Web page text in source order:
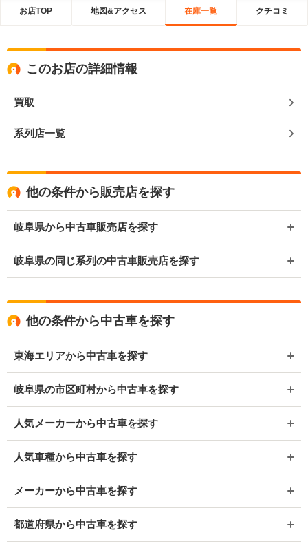
お店TOP 地図&アクセス 在庫一覧 クチコミ
このお店の詳細情報
買取
系列店一覧
他の条件から販売店を探す
岐阜県から中古車販売店を探す
岐阜県の同じ系列の中古車販売店を探す
他の条件から中古車を探す
東海エリアから中古車を探す
岐阜県の市区町村から中古車を探す
人気メーカーから中古車を探す
人気車種から中古車を探す
メーカーから中古車を探す
都道府県から中古車を探す